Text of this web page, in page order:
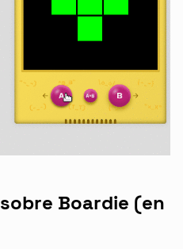
Boardie (en